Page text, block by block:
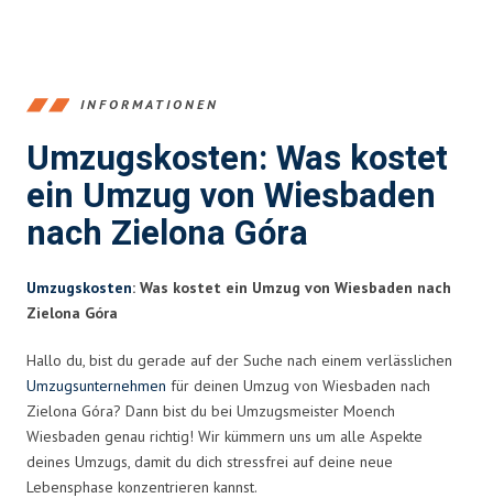
INFORMATIONEN
Umzugskosten: Was kostet
ein Umzug von Wiesbaden
nach Zielona Góra
Umzugskosten: Was kostet ein Umzug von Wiesbaden nach
Zielona Góra
Hallo du, bist du gerade auf der Suche nach einem verlässlichen
Umzugsunternehmen für deinen Umzug von Wiesbaden nach
Zielona Góra? Dann bist du bei Umzugsmeister Moench
Wiesbaden genau richtig! Wir kümmern uns um alle Aspekte
deines Umzugs, damit du dich stressfrei auf deine neue
Lebensphase konzentrieren kannst.